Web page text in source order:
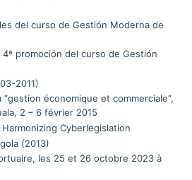
del curso de Gestión Moderna de
4ª promoción del curso de Gestión
2011)
économique et commerciale”,
2 – 6 février 2015
Cyberlegislation
(2013)
les 25 et 26 octobre 2023 à